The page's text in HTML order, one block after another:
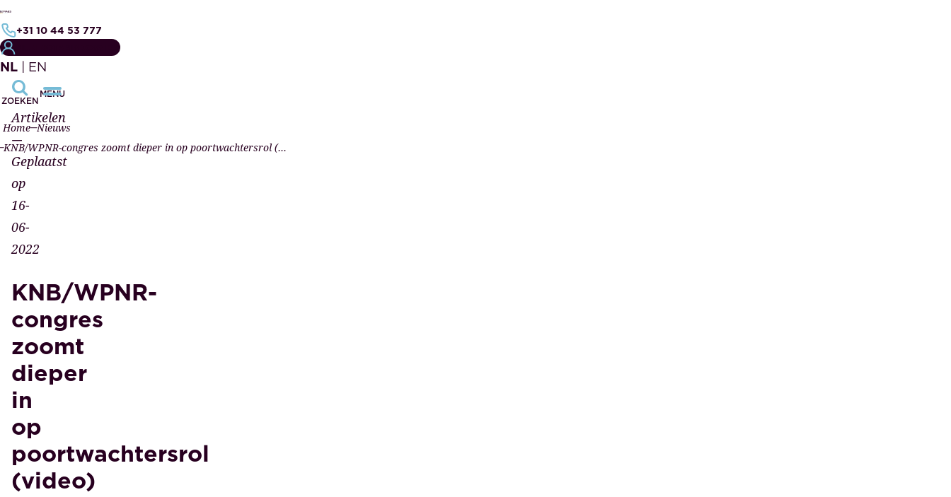
+31 10 44 53 777
NL | EN
ZOEKEN
MENU
Home Nieuws
KNB/WPNR-congres zoomt dieper in op poortwachtersrol (video)
Artikelen
—
Geplaatst
op
16-
06-
2022
KNB/WPNR-
congres
zoomt
dieper
in
op
poortwachtersrol
(video)